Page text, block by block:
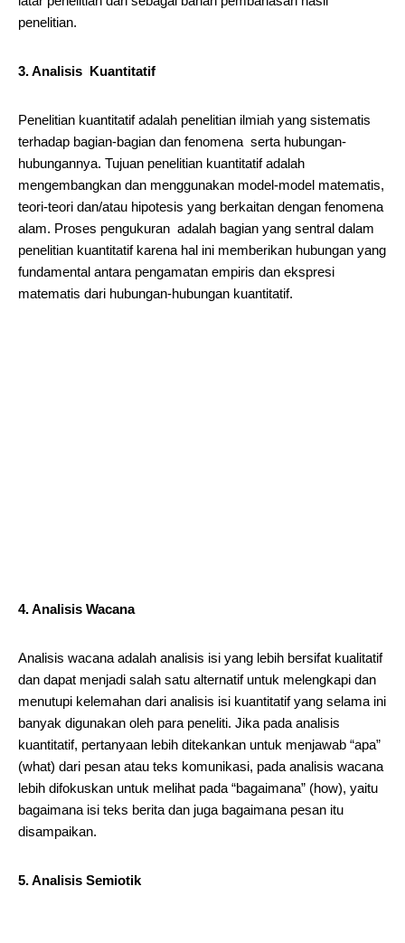
penelitian.
3. Analisis Kuantitatif
Penelitian kuantitatif adalah penelitian ilmiah yang sistematis
terhadap bagian-bagian dan fenomena serta hubungan-
hubungannya. Tujuan penelitian kuantitatif adalah
mengembangkan dan menggunakan model-model matematis,
teori-teori dan/atau hipotesis yang berkaitan dengan fenomena
alam. Proses pengukuran adalah bagian yang sentral dalam
penelitian kuantitatif karena hal ini memberikan hubungan yang
fundamental antara pengamatan empiris dan ekspresi
matematis dari hubungan-hubungan kuantitatif.
4. Analisis Wacana
Analisis wacana adalah analisis isi yang lebih bersifat kualitatif
dan dapat menjadi salah satu alternatif untuk melengkapi dan
menutupi kelemahan dari analisis isi kuantitatif yang selama ini
banyak digunakan oleh para peneliti. Jika pada analisis
kuantitatif, pertanyaan lebih ditekankan untuk menjawab “apa”
(what) dari pesan atau teks komunikasi, pada analisis wacana
lebih difokuskan untuk melihat pada “bagaimana” (how), yaitu
bagaimana isi teks berita dan juga bagaimana pesan itu
disampaikan.
5. Analisis Semiotik